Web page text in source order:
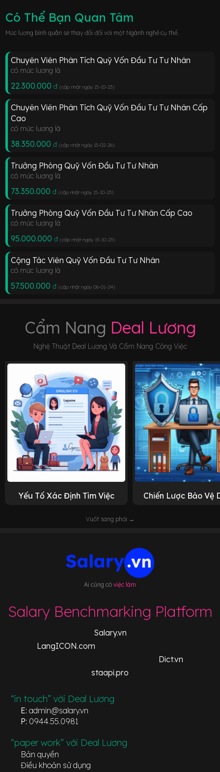
Có Thể Bạn Quan Tâm
Mức lương bình quân sẽ thay đổi đối với một Ngành nghề cụ thể.
Chuyên Viên Phân Tích Quỹ Vốn Đầu Tư Tư Nhân
có mức lương là
22.300.000 đ (cập nhật ngày 15-10-23)
Chuyên Viên Phân Tích Quỹ Vốn Đầu Tư Tư Nhân Cấp
Cao
có mức lương là
38.350.000 đ (cập nhật ngày 15-02-26)
Trưởng Phòng Quỹ Vốn Đầu Tư Tư Nhân
có mức lương là
73.350.000 đ (cập nhật ngày 15-10-23)
Trưởng Phòng Quỹ Vốn Đầu Tư Tư Nhân Cấp Cao
có mức lương là
95.000.000 đ (cập nhật ngày 15-10-23)
Cộng Tác Viên Quỹ Vốn Đầu Tư Tư Nhân
có mức lương là
57.500.000 đ (cập nhật ngày 06-01-24)
Cẩm Nang Deal Lương
Nghệ Thuật Deal Lương Và Cẩm Nang Công Việc
Yếu Tố Xác Định Tìm Việc Chiến Lược Bảo Vệ
Vuốt sang phải →
Ai cũng có việc làm
Salary Benchmarking Platform
Salary.vn
LangICON.com
Dict.vn
staapi.pro
“in touch” với Deal Lương
E: admin@salary.vn
P: 0944.55.0981
“paper work” với Deal Lương
Bản quyền
Điều khoản sử dụng